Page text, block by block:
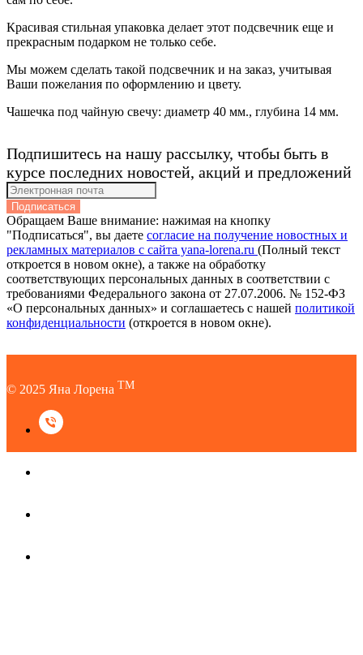
Красивая стильная упаковка делает этот подсвечник еще и
прекрасным подарком не только себе.
Мы можем сделать такой подсвечник и на заказ, учитывая
Ваши пожелания по оформлению и цвету.
Чашечка под чайную свечу: диаметр 40 мм., глубина 14 мм.
Подпишитесь на нашу рассылку, чтобы быть в
курсе последних новостей, акций и предложений
Подписаться
Обращаем Ваше внимание: нажимая на кнопку
"Подписаться", вы даете согласие на получение новостных и
рекламных материалов с сайта yana-lorena.ru (Полный текст
откроется в новом окне), а также на обработку
соответствующих персональных данных в соответствии с
требованиями Федерального закона от 27.07.2006. № 152-ФЗ
«О персональных данных» и соглашаетесь c нашей политикой
конфиденциальности (откроется в новом окне).
© 2025 Яна Лорена TM